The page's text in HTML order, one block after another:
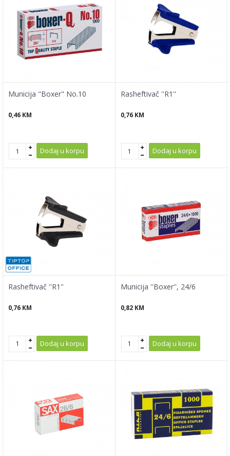
Municija "Boxer" No.10
0,46 KM
Dodaj u korpu
Rasheftivač ''R1''
0,76 KM
Dodaj u korpu
Rasheftivač ''R1''
0,76 KM
Dodaj u korpu
Municija ''Boxer'', 24/6
0,82 KM
Dodaj u korpu